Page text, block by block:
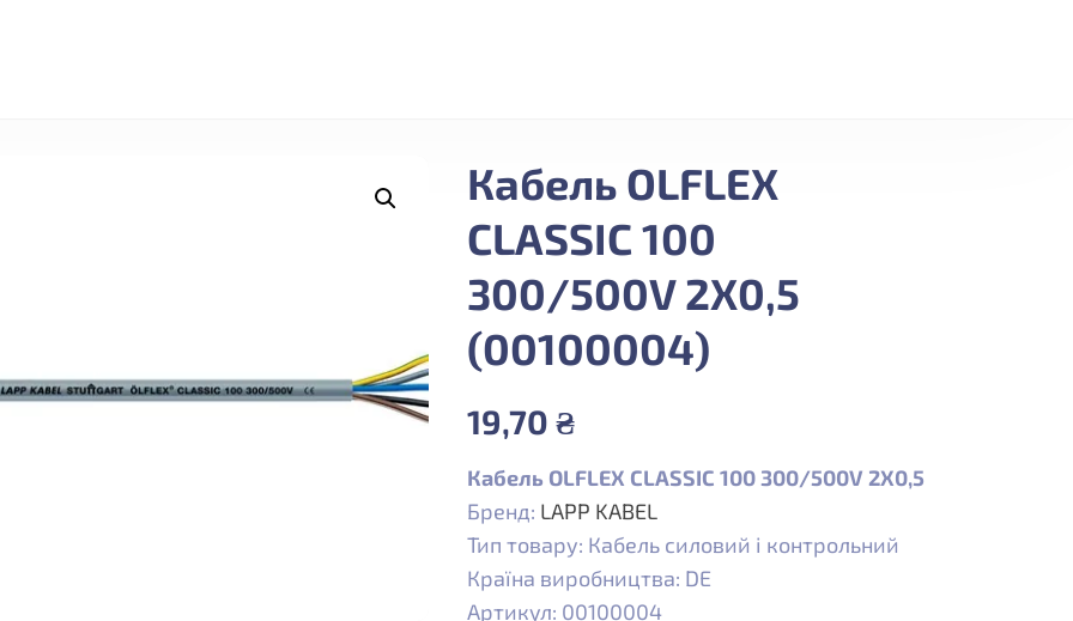
Кабель OLFLEX
CLASSIC 100
300/500V 2X0,5
(00100004)
19,70₴
Кабель OLFLEX CLASSIC 100 300/500V 2X0,5
Бренд: LAPP KABEL
Тип товару: Кабель силовий і контрольний
Країна виробництва: DE
Артикул: 00100004